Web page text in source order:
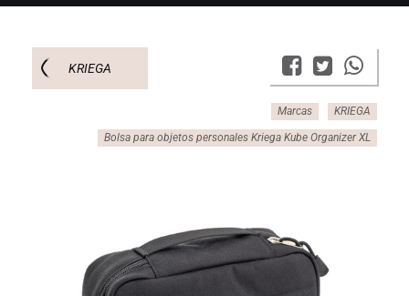
KRIEGA
Marcas KRIEGA
Bolsa para objetos personales Kriega Kube Organizer XL